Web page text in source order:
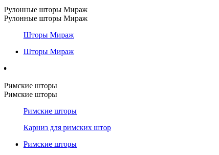
Рулонные шторы Мираж
Рулонные шторы Мираж
Шторы Мираж
Шторы Мираж
Римские шторы
Римские шторы
Римские шторы
Карниз для римских штор
Римские шторы